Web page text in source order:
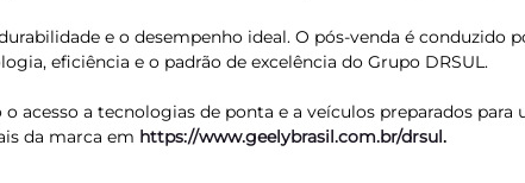
e o desempenho ideal. O pós-venda é conduzido
eficiência e o padrão de excelência do Grupo DRSUL.
acesso a tecnologias de ponta e a veículos preparados
da marca em https://www.geelybrasil.com.br/drsul.